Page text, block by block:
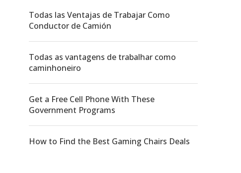
Todas las Ventajas de Trabajar Como
Conductor de Camión
Todas as vantagens de trabalhar como
caminhoneiro
Get a Free Cell Phone With These
Government Programs
How to Find the Best Gaming Chairs Deals